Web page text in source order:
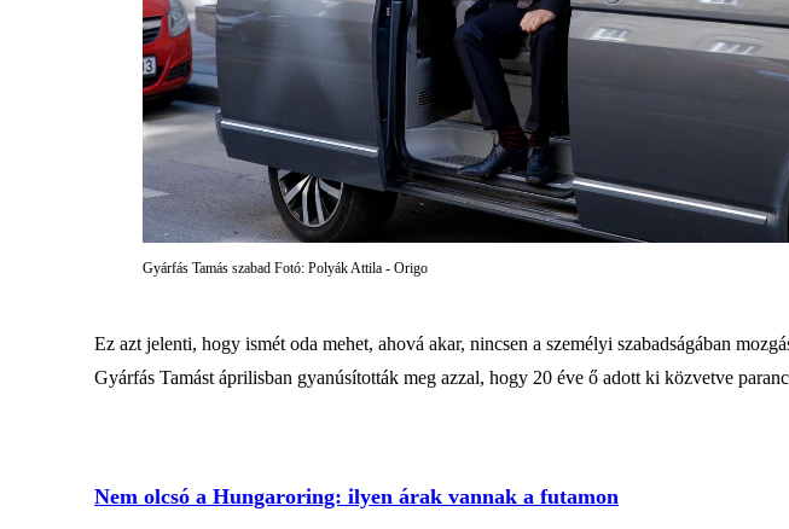
Gyárfás Tamás szabad Fotó: Polyák Attila - Origo
Ez azt jelenti, hogy ismét oda mehet, ahová akar, nincsen a személyi szabadságában
Gyárfás Tamást áprilisban gyanúsították meg azzal, hogy 20 éve ő adott ki közvetve
Nem olcsó a Hungaroring: ilyen árak vannak a futamon